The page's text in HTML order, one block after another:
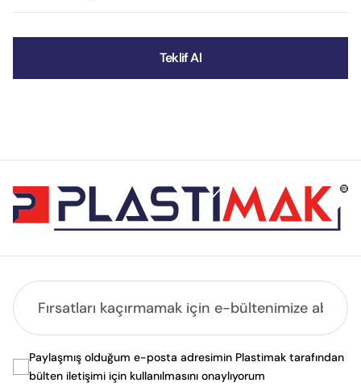
Teklif Al
Paylaşmış olduğum e-posta adresimin Plastimak tarafından
bülten iletişimi için kullanılmasını onaylıyorum